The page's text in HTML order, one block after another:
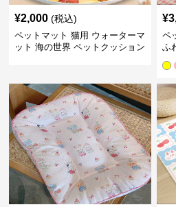
¥2,000 (税込)
ペットマット 猫用 ウォーターマ
ット 海の世界 ペットクッション
¥
ペ
ふ